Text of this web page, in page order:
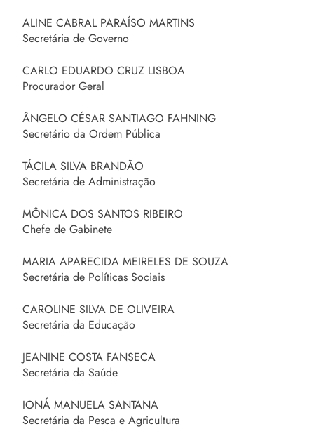
ALINE CABRAL PARAÍSO MARTINS
Secretária de Governo
CARLO EDUARDO CRUZ LISBOA
Procurador Geral
ÂNGELO CÉSAR SANTIAGO FAHNING
Secretário da Ordem Pública
TÁCILA SILVA BRANDÃO
Secretária de Administração
MÔNICA DOS SANTOS RIBEIRO
Chefe de Gabinete
MARIA APARECIDA MEIRELES DE SOUZA
Secretária de Políticas Sociais
CAROLINE SILVA DE OLIVEIRA
Secretária da Educação
JEANINE COSTA FANSECA
Secretária da Saúde
IONÁ MANUELA SANTANA
Secretária da Pesca e Agricultura